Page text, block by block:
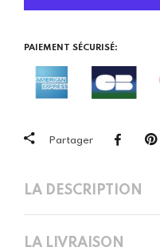
PAIEMENT SÉCURISÉ:
Partager
LA DESCRIPTION
LA LIVRAISON